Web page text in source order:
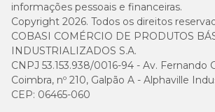
informações pessoais e financeiras.
Copyright 2026. Todos os direitos
COBASI COMÉRCIO DE PRODUTOS
INDUSTRIALIZADOS S.A.
CNPJ 53.153.938/0016-94 - Av. Fernando
Coimbra, nº 210, Galpão A - Alphaville
CEP: 06465-060